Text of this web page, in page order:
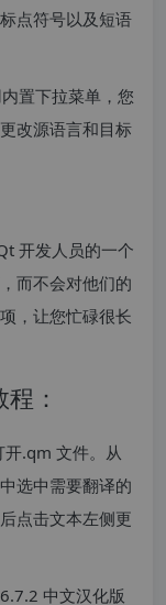
点符号以及短语
置下拉菜单，您
改源语言和目标
开发人员的一个
而不会对他们的
，让您忙碌很长
：
.qm 文件。从
选中需要翻译的
点击文本左侧更